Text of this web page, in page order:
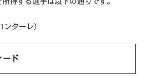
ンターレ)
ード